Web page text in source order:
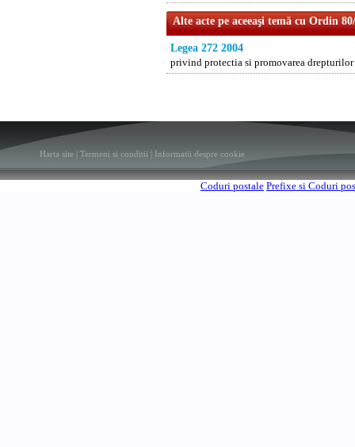
Alte acte pe aceeaşi temă cu Ordin
Legea 272 2004
privind protectia si promovarea
Harta site Termeni si conditii Informatii despre cookie
Coduri postale Prefixe si Coduri